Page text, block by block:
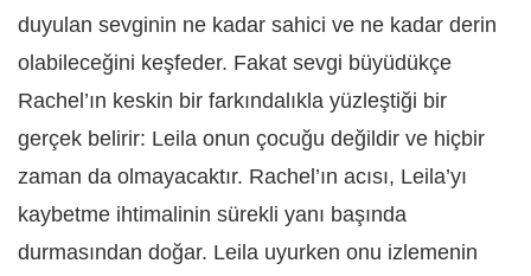
duyulan sevginin ne kadar sahici ve ne kadar derin
olabileceğini keşfeder. Fakat sevgi büyüdükçe
Rachel’ın keskin bir farkındalıkla yüzleştiği bir
gerçek belirir: Leila onun çocuğu değildir ve hiçbir
zaman da olmayacaktır. Rachel’ın acısı, Leila’yı
kaybetme ihtimalinin sürekli yanı başında
durmasından doğar. Leila uyurken onu izlemenin